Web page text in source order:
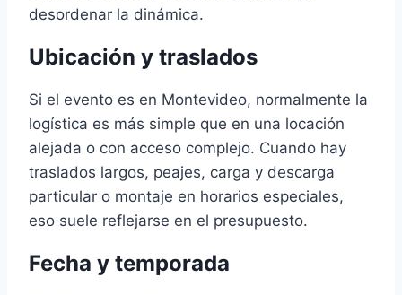
desordenar la dinámica.
Ubicación y traslados
Si el evento es en Montevideo, normalmente la
logística es más simple que en una locación
alejada o con acceso complejo. Cuando hay
traslados largos, peajes, carga y descarga
particular o montaje en horarios especiales,
eso suele reflejarse en el presupuesto.
Fecha y temporada